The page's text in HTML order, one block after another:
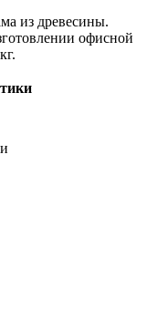
из древесины.
офисной